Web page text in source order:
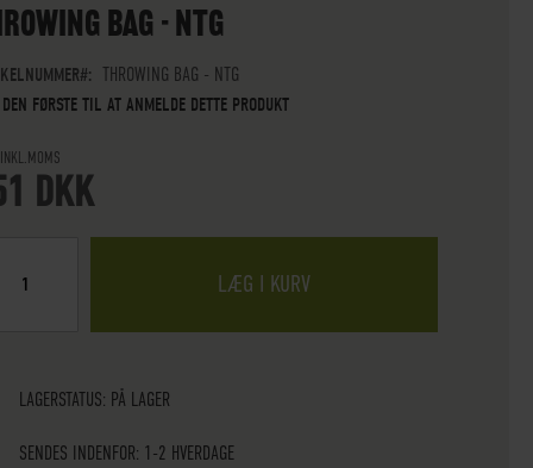
BAG - NTG
THROWING BAG - NTG
FØRSTE TIL AT ANMELDE DETTE PRODUKT
DKK
LÆG I KURV
LAGERSTATUS: PÅ LAGER
SENDES INDENFOR: 1-2 HVERDAGE